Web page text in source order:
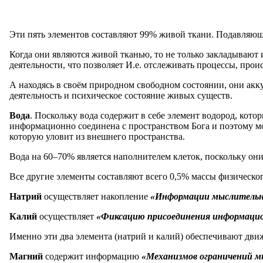
Эти пять элементов составляют 99% живой ткани.
Когда они являются живой тканью, то не только
деятельности, что позволяет И.е. отслеживать процессы,
А находясь в своём природном свободном состоянии, они
деятельность и психическое состояние живых существ.
Вода. Поскольку вода содержит в себе элемент водород,
информационно соединена с пространством Бога и поэтому
которую уловит из внешнего пространства.
Вода на 60–70% является наполнителем клеток, поскольку
Все другие элементы составляют всего 0,5% массы
Натрий осуществляет накопление «Информации
Калий осуществляет «Фиксацию присоединения
Именно эти два элемента (натрий и калий) обеспечивают
Магний содержит информацию «Механизмов ограничений